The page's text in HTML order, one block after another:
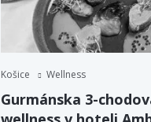
Košice Wellness
Gurmánska 3-